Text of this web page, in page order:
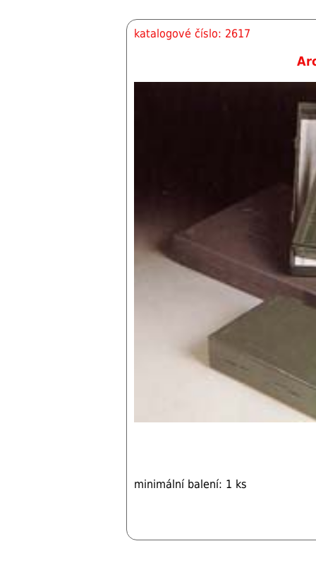
katalogové číslo: 2617
minimální balení: 1 ks